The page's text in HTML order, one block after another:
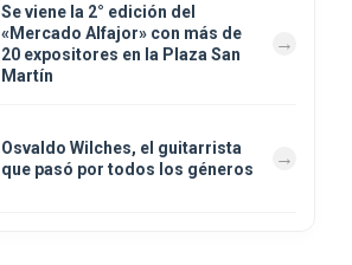
Se viene la 2° edición del
«Mercado Alfajor» con más de
20 expositores en la Plaza San
Martín
Osvaldo Wilches, el guitarrista
que pasó por todos los géneros